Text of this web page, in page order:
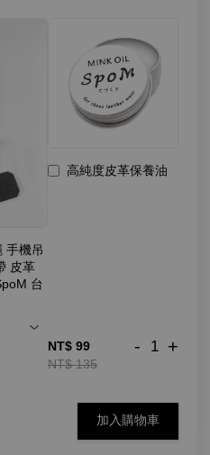
手機吊
皮革
台
高純度皮革保養油
NT$ 99
NT$ 135
- +
加入購物車